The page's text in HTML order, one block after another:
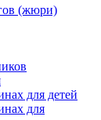
(жюри)
для детей
для